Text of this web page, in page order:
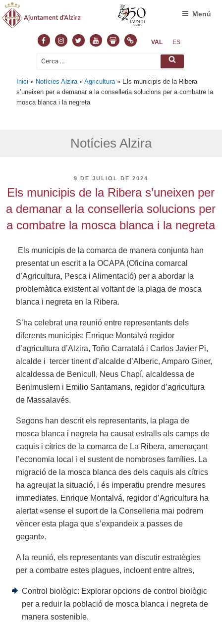
FacebookInstagram
TwitterYoutubeSlideshare
NormasVAL ES
Cerca: Cerca
Menú
Inici » Notícies Alzira »Agricultura » Els municipis de la Ribera
s’uneixen per a demanar a la conselleria solucions per a combatre la
mosca blanca i la negreta
Notícies Alzira
PUBLICAT
9 DE JULIOL DE 2024
Els municipis de la Ribera s’uneixen per
a demanar a la conselleria solucions per
a combatre la mosca blanca i la negreta
Els municipis de la comarca de manera conjunta han
presentat un escrit a la OCAPA (Oficina comarcal
d’Agricultura, Pesca i Alimentació) per a abordar la
problemàtica existent al voltant de la plaga de mosca
blanca i negreta en la Ribera.
S’ha celebrat una reunió entre representants dels
diferents municipis: Enrique Montalvá regidor
d’agricultura d’Alzira, Toño Carratalá i Carlos Javier Pi,
alcalde i tercer tinent d’alcalde d’Alberic, Amparo Giner,
alcaldessa de Benicull, Neus Chapí, alcaldessa de
Benimuslem i Emilio Santamans, regidor d’agricultura
de Massalavés.
Segons han descrit els representants, la plaga de
mosca blanca i negreta ha causat estralls als camps de
caquis i cítrics de la comarca de La Ribera, amenaçant
l’economia local i el sustent de nombroses famílies. La
migració de la mosca blanca des dels caquis als cítrics
ha agreujat la situació, i és imperatiu prendre mesures
immediates. Enrique Montalvá, regidor d’Agricultura ha
alertat «sense el suport de la Conselleria mai podrem
vèncer esta plaga que s’expandeix a passes de
gegant».
A la reunió, els representants van discutir estratègies
per a combatre estes plagues, incloent entre altres,
Control biològic: Explorar opcions de control biològic
per a reduir la població de mosca blanca i negreta de
manera sostenible.